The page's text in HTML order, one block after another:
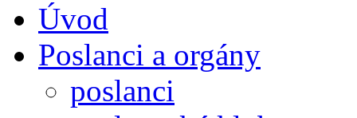
Úvod
Poslanci a orgány
poslanci